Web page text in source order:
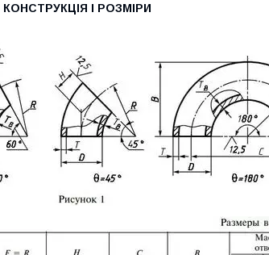
КОНСТРУКЦІЯ І РОЗМІРИ